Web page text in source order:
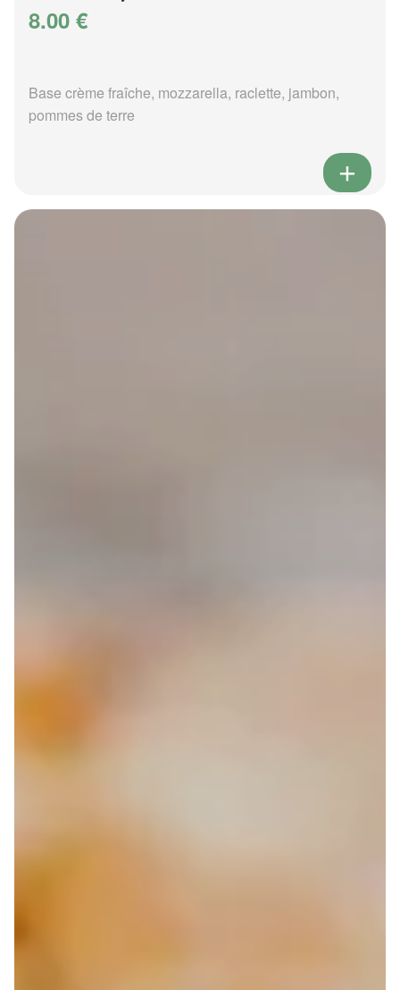
8.00 €
Base crème fraîche, mozzarella, raclette, jambon,
pommes de terre